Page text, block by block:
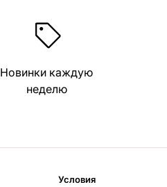
Новинки каждую
неделю
Условия